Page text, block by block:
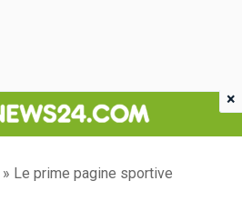
» Le prime pagine sportive
×